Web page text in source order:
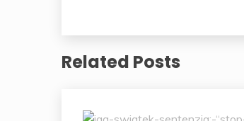
Related Posts